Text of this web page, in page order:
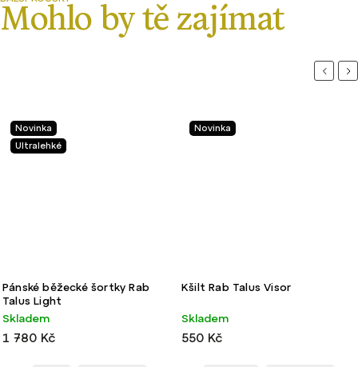
Novinka
Ultralehké
Pánské běžecké šortky Rab
Talus Light
Skladem
1 780 Kč
Novinka
Kšilt Rab Talus Visor
Skladem
550 Kč